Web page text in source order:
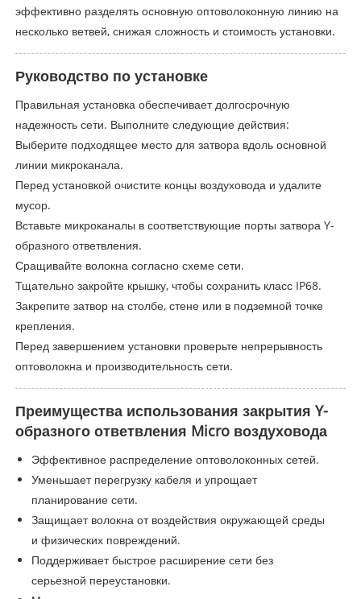
эффективно разделять основную оптоволоконную линию на
несколько ветвей, снижая сложность и стоимость установки.
Руководство по установке
Правильная установка обеспечивает долгосрочную
надежность сети. Выполните следующие действия:
Выберите подходящее место для затвора вдоль основной
линии микроканала.
Перед установкой очистите концы воздуховода и удалите
мусор.
Вставьте микроканалы в соответствующие порты затвора Y-
образного ответвления.
Сращивайте волокна согласно схеме сети.
Тщательно закройте крышку, чтобы сохранить класс IP68.
Закрепите затвор на столбе, стене или в подземной точке
крепления.
Перед завершением установки проверьте непрерывность
оптоволокна и производительность сети.
Преимущества использования закрытия Y-
образного ответвления Micro воздуховода
Эффективное распределение оптоволоконных сетей.
Уменьшает перегрузку кабеля и упрощает
планирование сети.
Защищает волокна от воздействия окружающей среды
и физических повреждений.
Поддерживает быстрое расширение сети без
серьезной переустановки.